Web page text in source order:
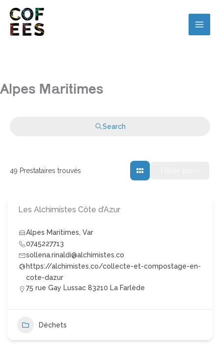
Alpes Maritimes
Search
49 Prestataires trouvés
Les Alchimistes Côte d’Azur
Alpes Maritimes, Var
0745227713
sollena.rinaldi@alchimistes.co
https://alchimistes.co/collecte-et-compostage-en-
cote-dazur
75 rue Gay Lussac 83210 La Farlède
Déchets